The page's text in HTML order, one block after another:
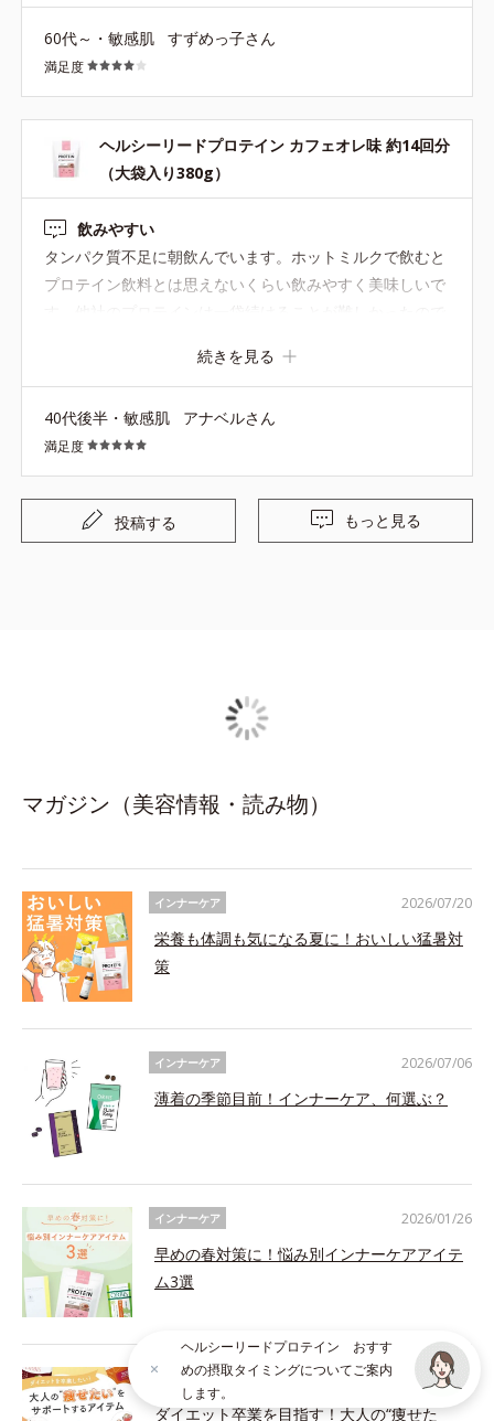
60代～・敏感肌 すずめっ子さん
満足度
ヘルシーリードプロテイン カフェオレ味 約14回分
（大袋入り380g）
飲みやすい
タンパク質不足に朝飲んでいます。ホットミルクで飲むと
プロテイン飲料とは思えないくらい飲みやすく美味しいで
度もリピートしています。
続きを見る
40代後半・敏感肌 アナベルさん
満足度
投稿する もっと見る
マガジン（美容情報・読み物）
インナーケア
栄養も体調も気になる夏に！おいしい猛暑対
策
2026/07/20
インナーケア
薄着の季節目前！インナーケア、何選ぶ？
2026/07/06
インナーケア
早めの春対策に！悩み別インナーケアアイテ
ム3選
2026/01/26
インナーケア
ダイエット卒業を目指す！大人の“痩せた
2026/01/22
ヘルシーリードプロテイン おすす
めの摂取タイミングについてご案内
します。